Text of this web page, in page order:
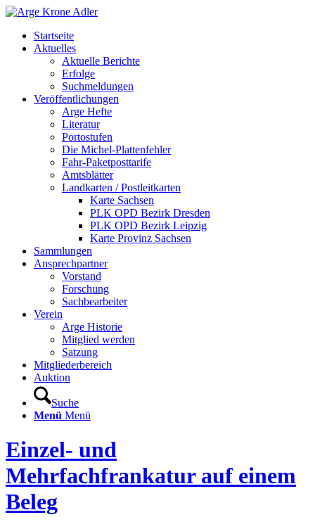
Startseite
Aktuelles
Aktuelle Berichte
Erfolge
Suchmeldungen
Veröffentlichungen
Arge Hefte
Literatur
Portostufen
Die Michel-Plattenfehler
Fahr-Paketposttarife
Amtsblätter
Landkarten / Postleitkarten
Karte Sachsen
PLK OPD Bezirk Dresden
PLK OPD Bezirk Leipzig
Karte Provinz Sachsen
Sammlungen
Ansprechpartner
Vorstand
Forschung
Sachbearbeiter
Verein
Arge Historie
Mitglied werden
Satzung
Mitgliederbereich
Auktion
Suche
Menü Menü
Einzel- und
Mehrfachfrankatur auf einem
Beleg